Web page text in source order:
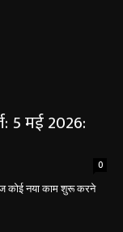
5 मई 2026:
0
नया काम शुरू करने